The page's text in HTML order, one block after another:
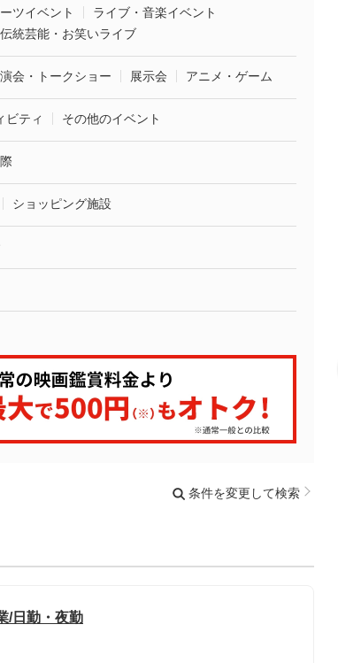
ツイベント
ライブ・音楽イベント
伝統芸能・お笑いライブ
会・トークショー 展示会 アニメ・ゲーム
ビティ その他のイベント
ショッピング施設
条件を変更して検索
/日勤・夜勤